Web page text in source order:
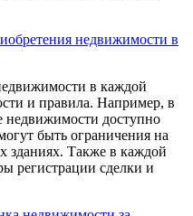
недвижимости в
в каждой
и правила. Например, в
недвижимости доступно
быть ограничения на
зданиях. Также в каждой
регистрации сделки и